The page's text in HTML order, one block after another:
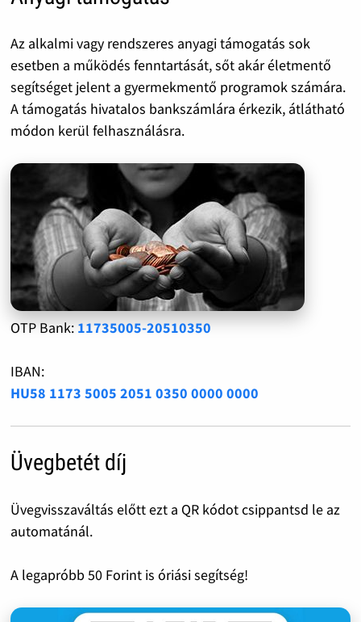
Az alkalmi vagy rendszeres anyagi támogatás sok
esetben a működés fenntartását, sőt akár életmentő
segítséget jelent a gyermekmentő programok számára.
A támogatás hivatalos bankszámlára érkezik, átlátható
módon kerül felhasználásra.
OTP Bank: 11735005-20510350
IBAN:
HU58 1173 5005 2051 0350 0000 0000
Üvegbetét díj
Üvegvisszaváltás előtt ezt a QR kódot csippantsd le az
automatánál.
A legapróbb 50 Forint is óriási segítség!